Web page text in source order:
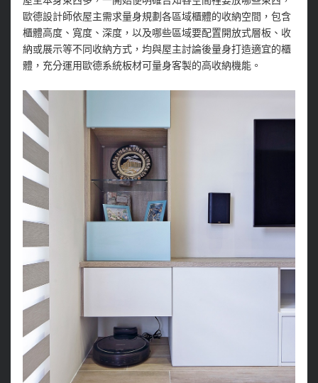
歐德設計師依屋主需求量身規劃各區域櫃體的收納空間，包含
櫃體高度、寬度、深度，以及哪些區域要配置開放式層板、收
納或展示等不同收納方式，均與屋主討論後量身打造適宜的櫃
體，充分運用歐德系統板材可量身客製的高收納機能。